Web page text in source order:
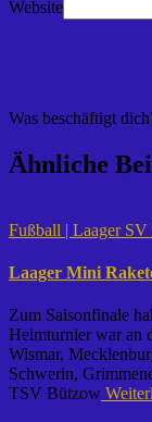
Website
Was beschäftigt
Ähnliche
Fußball | Laager SV
Laager Mini
Zum Saisonfinale
Heimturnier war an
Wismar,
Schwerin,
TSV Bützow